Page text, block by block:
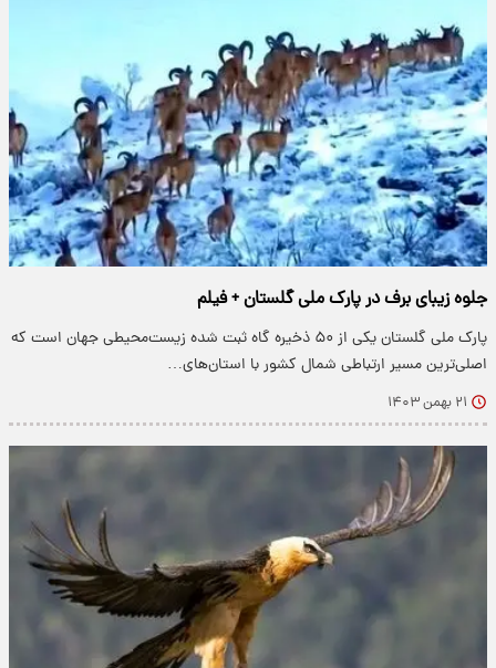
جلوه زیبای برف در پارک ملی گلستان + فیلم
پارک ملی گلستان یکی از ۵۰ ذخیره گاه ثبت شده زیست‌محیطی جهان است که
اصلی‌ترین مسیر ارتباطی شمال کشور با استان‌های…
۲۱ بهمن ۱۴۰۳